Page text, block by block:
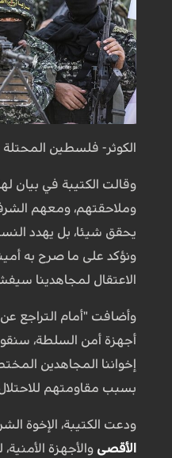
الكوثر- فلسطين المحتلة
وقالت الكتيبة في بيان
وملاحقتهم، ومعهم
يحقق شيئا، بل يهدد
ونؤكد على ما صرح به
الاعتقال لمجاهدينا
وأضافت "أمام التراجع
أجهزة أمن السلطة،
إخواننا المجاهدين
بسبب مقاومتهم
ودعت الكتيبة، الإخوة
الأقصى والأجهزة